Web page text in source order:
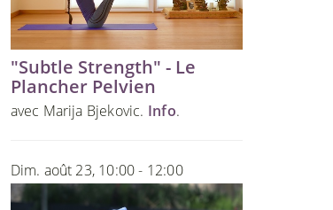
"Subtle Strength" - Le
Plancher Pelvien
avec Marija Bjekovic. Info.
Dim. août 23, 10:00 - 12:00